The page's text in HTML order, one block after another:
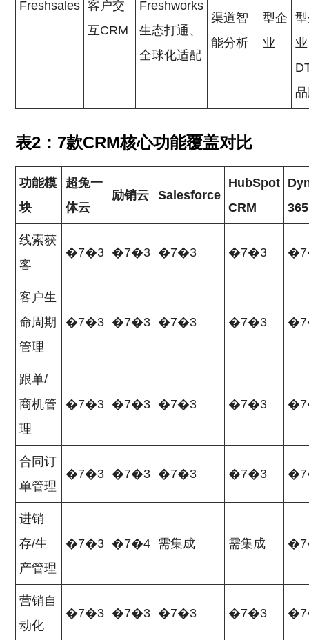
Freshsales 客户交
互CRM
Freshworks
生态打通、
全球化适配
渠道智
能分析
型企
业
表2：7款CRM核心功能覆盖对比
功能模
块
超兔一
体云
励销云 Salesforce
HubSpot
CRM
365
线索获
客
�7�3 �7�3 �7�3 �7�3
客户生
命周期
管理
�7�3 �7�3 �7�3 �7�3
跟单/
商机管
理
�7�3 �7�3 �7�3 �7�3
合同订
单管理
�7�3 �7�3 �7�3 �7�3
进销
存/生
产管理
�7�3 �7�4 需集成 需集成
营销自
动化
�7�3 �7�3 �7�3 �7�3